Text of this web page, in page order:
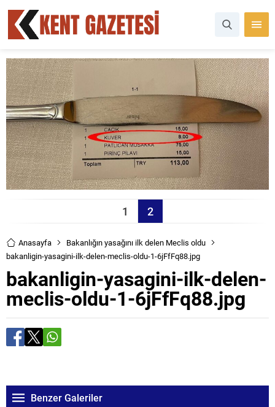
1 2
Anasayfa
Bakanlığın yasağını ilk delen Meclis oldu
bakanligin-yasagini-ilk-delen-meclis-oldu-1-6jFfFq88.jpg
bakanligin-yasagini-ilk-delen-
meclis-oldu-1-6jFfFq88.jpg
Benzer Galeriler